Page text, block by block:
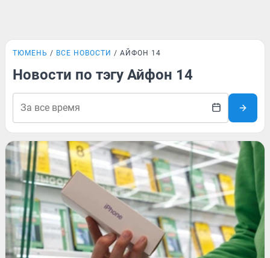
ТЮМЕНЬ ВСЕ НОВОСТИ АЙФОН 14
Новости по тэгу Айфон 14